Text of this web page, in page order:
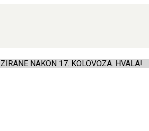
NAKON 17. KOLOVOZA. HVALA!